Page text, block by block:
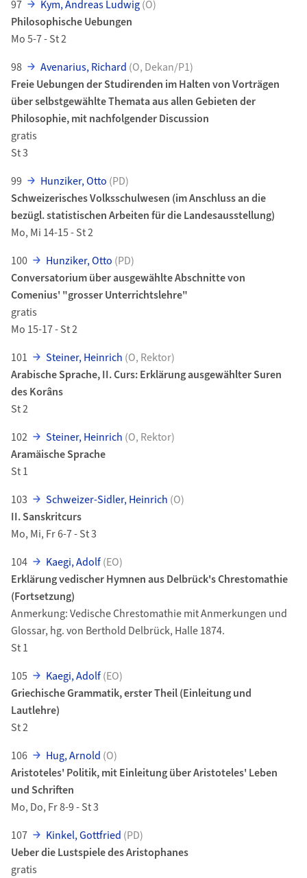
97 Kym, Andreas Ludwig(O)
Philosophische Uebungen
Mo 5-7 - St 2
98
Avenarius, Richard (O, Dekan/P1)
Freie Uebungen der Studirenden im Halten von Vorträgen
über selbstgewählte Themata aus allen Gebieten der
Philosophie, mit nachfolgender Discussion
gratis
St 3
99
Hunziker, Otto (PD)
Schweizerisches Volksschulwesen (im Anschluss an die
bezügl. statistischen Arbeiten für die Landesausstellung)
Mo, Mi 14-15 - St 2
100
Hunziker, Otto (PD)
Conversatorium über ausgewählte Abschnitte von
Comenius' "grosser Unterrichtslehre"
gratis
Mo 15-17 - St 2
101
Steiner, Heinrich (O, Rektor)
Arabische Sprache, II. Curs: Erklärung ausgewählter Suren
des Korâns
St 2
102
Steiner, Heinrich (O, Rektor)
Aramäische Sprache
St 1
103
Schweizer-Sidler, Heinrich (O)
II. Sanskritcurs
Mo, Mi, Fr 6-7 - St 3
104
Kaegi, Adolf(EO)
Erklärung vedischer Hymnen aus Delbrück's Chrestomathie
(Fortsetzung)
Anmerkung: Vedische Chrestomathie mit Anmerkungen und
Glossar, hg. von Berthold Delbrück, Halle 1874.
St 1
105
Kaegi, Adolf(EO)
Griechische Grammatik, erster Theil (Einleitung und
Lautlehre)
St 2
106
Hug, Arnold (O)
Aristoteles' Politik, mit Einleitung über Aristoteles' Leben
und Schriften
Mo, Do, Fr 8-9 - St 3
107
Kinkel, Gottfried (PD)
Ueber die Lustspiele des Aristophanes
gratis